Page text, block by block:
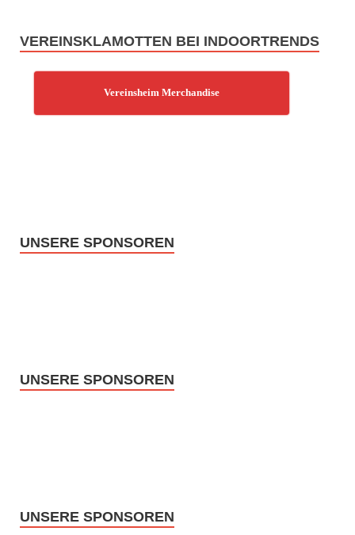
VEREINSKLAMOTTEN BEI INDOORTRENDS
Vereinsheim Merchandise
UNSERE SPONSOREN
UNSERE SPONSOREN
UNSERE SPONSOREN